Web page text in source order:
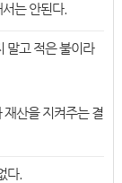
는 안된다.
말고 적은 불이라
산을 지켜주는 결
다.